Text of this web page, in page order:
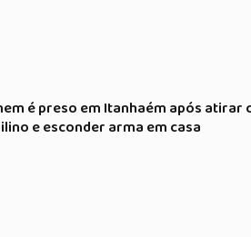
é preso em Itanhaém após atirar
e esconder arma em casa